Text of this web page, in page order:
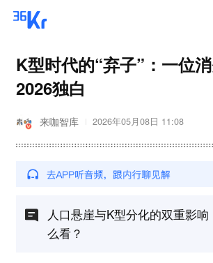
K型时代的“弃子”：一位
2026独白
来咖智库 2026年05月08日 11:08
人口悬崖与K型分化的双重影
么看？